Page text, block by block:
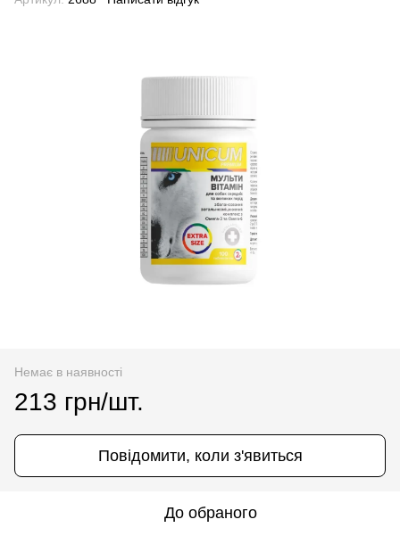
Немає в наявності
213 грн/шт.
Повідомити, коли з'явиться
До обраного